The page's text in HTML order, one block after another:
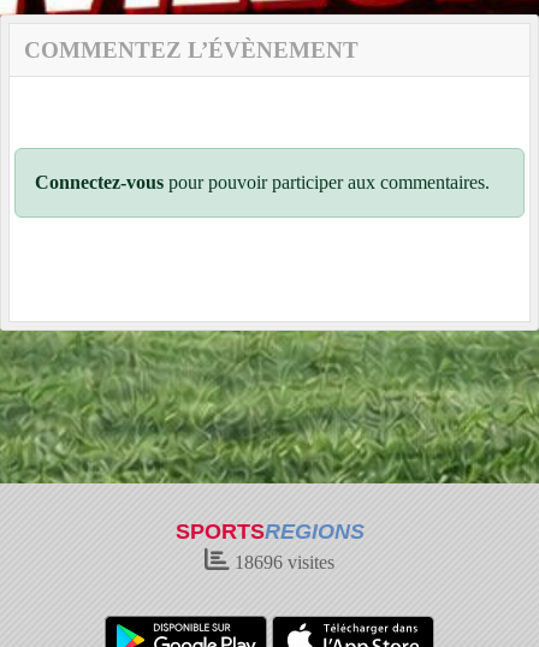
COMMENTEZ L’ÉVÈNEMENT
Connectez-vous pour pouvoir participer aux commentaires.
SPORTSREGIONS
18696 visites